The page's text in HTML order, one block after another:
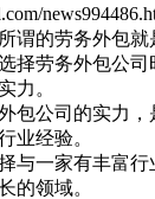
谓的劳务外包
择劳务外包公
力。
包公司的实力
业经验。
与一家有丰富
的领域。